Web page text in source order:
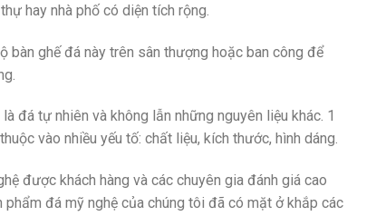
hay nhà phố có diện tích rộng.
bàn ghế đá này trên sân thượng hoặc ban công để
đá tự nhiên và không lẫn những nguyên liệu khác. 1
vào nhiều yếu tố: chất liệu, kích thước, hình dáng.
được khách hàng và các chuyên gia đánh giá cao
đá mỹ nghệ của chúng tôi đã có mặt ở khắp các